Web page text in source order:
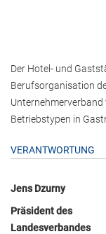
Der Hotel- und
Berufsorganisation
Unternehmerverband
Betriebstypen in
VERANTWORTUNG
Jens Dzurny
Präsident des
Landesverbandes